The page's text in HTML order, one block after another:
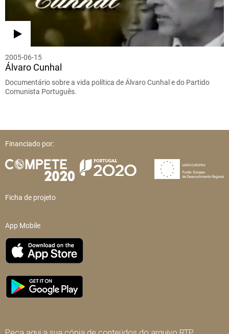
2005-06-15
Álvaro Cunhal
Documentário sobre a vida política de Álvaro Cunhal e do Partido
Comunista Português.
Financiado por:
Ficha de projeto
App Mobile